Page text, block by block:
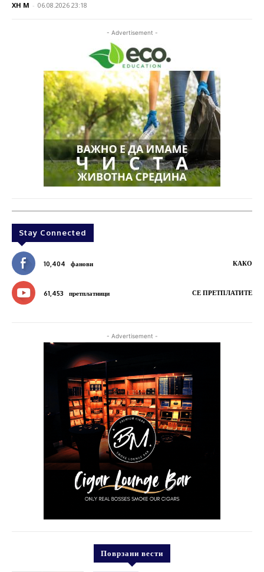
XH M - 06.08.2026 23:18
- Advertisement -
Stay Connected
10,404 фанови КАКО
61,453 претплатници СЕ ПРЕТПЛАТИТЕ
- Advertisement -
Поврзани вести